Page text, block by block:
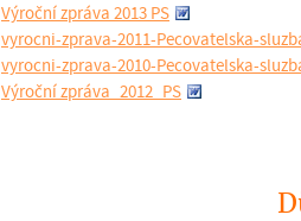
Výroční zpráva 2013 PS
vyrocni-zprava-2011-Pecovatelska-
vyrocni-zprava-2010-Pecovatelska-
Výroční zpráva_2012_PS